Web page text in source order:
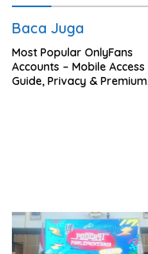
Baca Juga
Most Popular OnlyFans
Accounts – Mobile Access
Guide, Privacy & Premium